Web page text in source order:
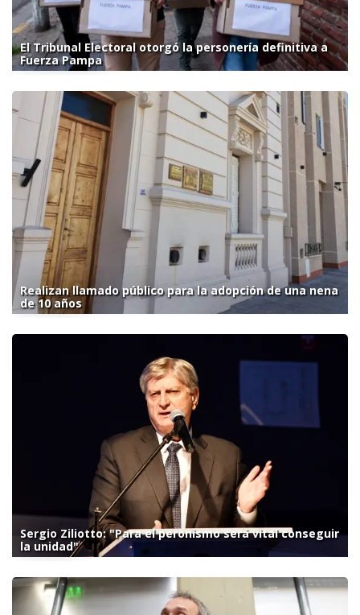
El Tribunal Electoral otorgó la personería definitiva a
Fuerza Pampa
Realizan llamado público para la adopción de una nena
de 10 años
Sergio Ziliotto: "Para el peronismo será vital conseguir
la unidad"